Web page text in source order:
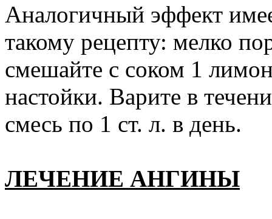
Аналогичный эффект
такому рецепту: мелко
смешайте с соком 1
настойки. Варите в
смесь по 1 ст. л. в день.
ЛЕЧЕНИЕ АНГИНЫ